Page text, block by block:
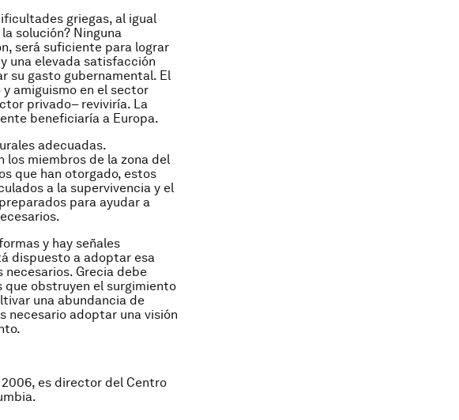
griegas, al igual
solución? Ninguna
será suficiente para lograr
una elevada satisfacción
su gasto gubernamental. El
amiguismo en el sector
privado– reviviría. La
beneficiaría a Europa.
adecuadas.
miembros de la zona del
que han otorgado, estos
a la supervivencia y el
para ayudar a
y hay señales
dispuesto a adoptar esa
necesarios. Grecia debe
obstruyen el surgimiento
una abundancia de
necesario adoptar una visión
es director del Centro
.